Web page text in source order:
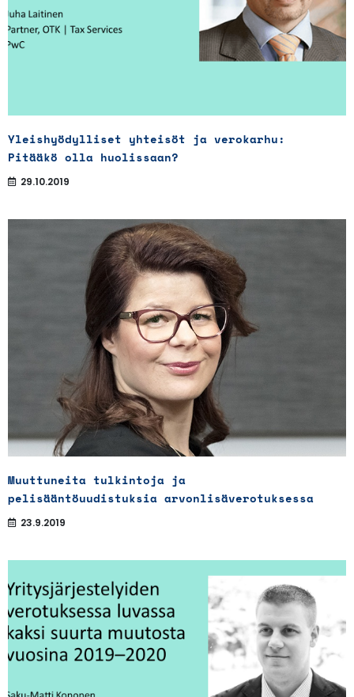
Yleishyödylliset yhteisöt ja verokarhu:
Pitääkö olla huolissaan?
29.10.2019
Muuttuneita tulkintoja ja
pelisääntöuudistuksia arvonlisäverotuksessa
23.9.2019